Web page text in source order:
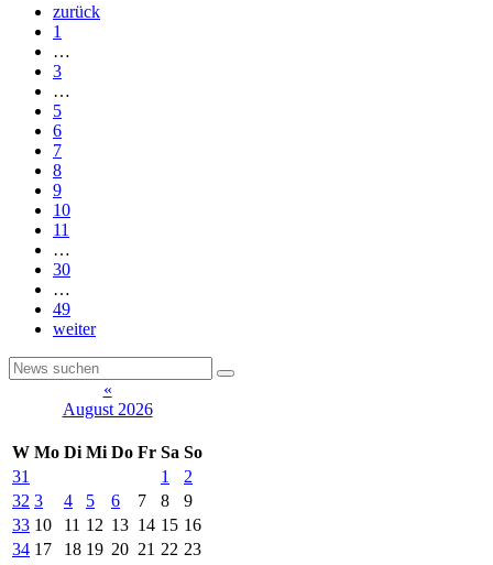
zurück
1
…
3
…
5
6
7
8
9
10
11
…
30
…
49
weiter
«
August 2026
W Mo Di Mi Do Fr Sa So
31
1
2
32 3 4 5 6 7 8
9
33 10 11 12 13 14 15 16
34 17 18 19 20 21 22 23